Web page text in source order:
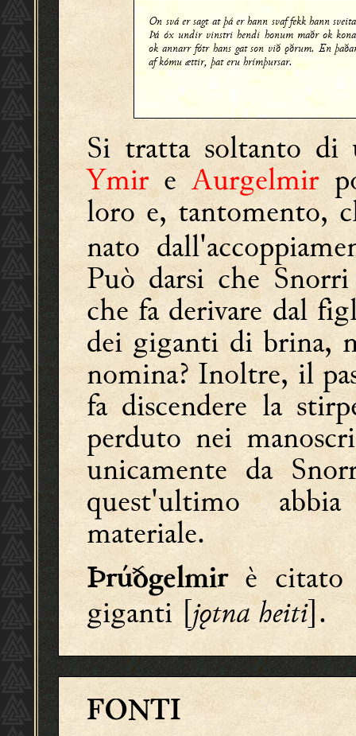
On svá er sagt at þá er hann svaf fekk hann
Þá óx undir vinstri hendi honum maðr ok
ok annarr fótr hans gat son við ǫðrum. En
af kómu ættir, þat eru hrímþursar.
Si tratta soltanto di
YmireAurgelmir
loro e, tantomento,
nato
Può darsi che
che fa derivare dal
dei giganti di brina,
nomina? Inoltre, il
fa discendere la
perduto nei
unicamente da
quest'ultimo
materiale.
Þrúðgelmirè
giganti [jǫtna heiti].
FONTI